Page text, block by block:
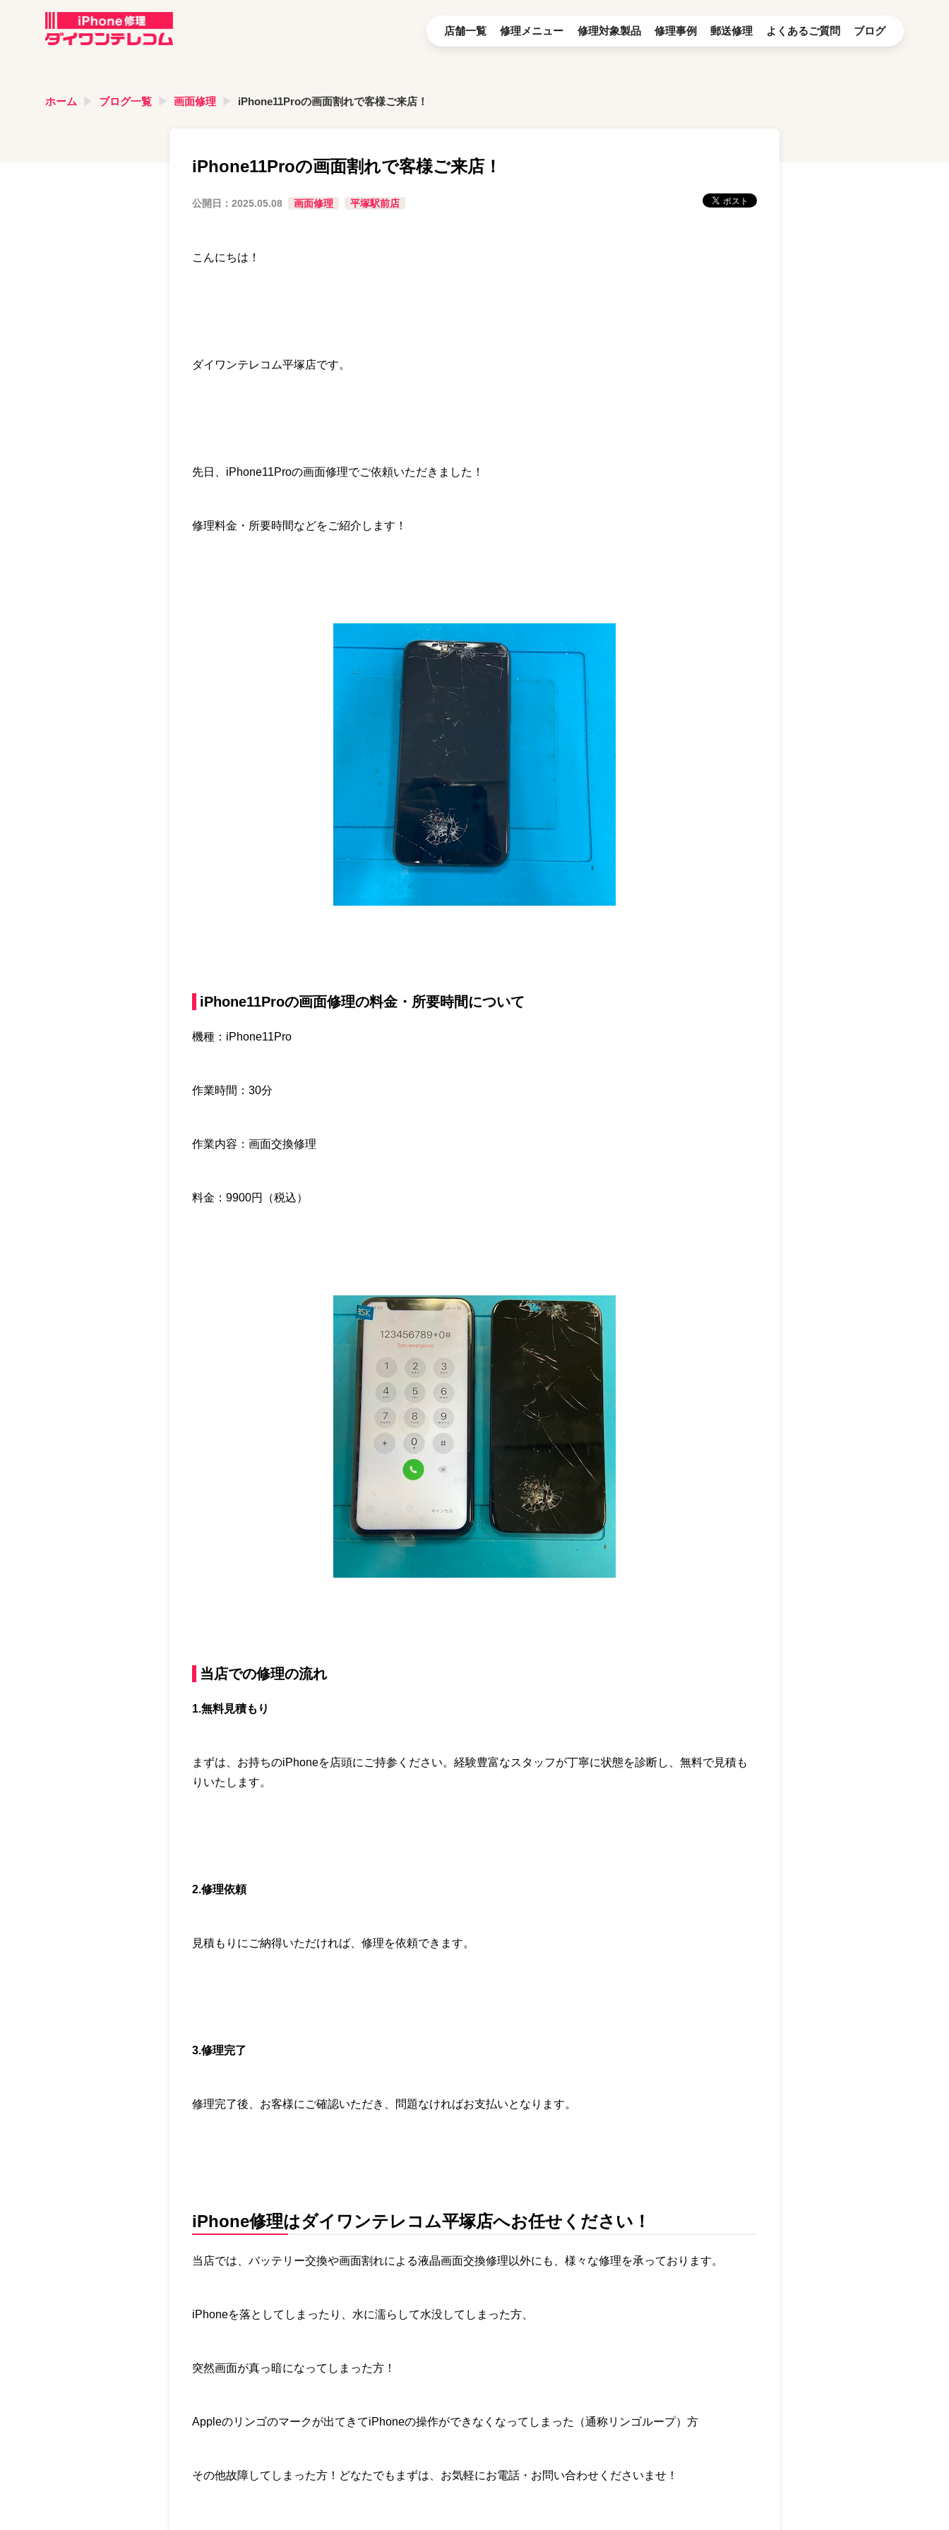
店舗一覧 修理メニュー 修理対象製品 修理事例 郵送修理 よくあるご質問 ブログ
ホーム ブログ一覧 画面修理 iPhone11Proの画面割れで客様ご来店！
iPhone11Proの画面割れで客様ご来店！
公開日： 2025.05.08 画面修理 平塚駅前店
こんにちは！
ダイワンテレコム平塚店です。
先日、iPhone11Proの画面修理でご依頼いただきました！
修理料金・所要時間などをご紹介します！
iPhone11Proの画面修理の料金・所要時間について
機種：iPhone11Pro
作業時間：30分
作業内容：画面交換修理
料金：9900円（税込）
当店での修理の流れ
1.無料見積もり
まずは、お持ちのiPhoneを店頭にご持参ください。経験豊富なスタッフが丁寧に状態を診断し、無料で見積も
りいたします。
2.修理依頼
見積もりにご納得いただければ、修理を依頼できます。
3.修理完了
修理完了後、お客様にご確認いただき、問題なければお支払いとなります。
iPhone修理はダイワンテレコム平塚店へお任せください！
当店では、バッテリー交換や画面割れによる液晶画面交換修理以外にも、様々な修理を承っております。
iPhoneを落としてしまったり、水に濡らして水没してしまった方、
突然画面が真っ暗になってしまった方！
Appleのリンゴのマークが出てきてiPhoneの操作ができなくなってしまった（通称リンゴループ）方
その他故障してしまった方！どなたでもまずは、お気軽にお電話・お問い合わせくださいませ！